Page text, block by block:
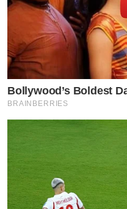
โดย “บอล ณัฐพล รัตนิพน
เพราะผูกพันกับเพลงนี้มา
อีกครั้ง ด้วยความที่เป็นเพ
ของผมด้วย จริง ๆ เพลงนี้เ
เขาอยากนำเพลงกลับมาท
ก็เลยอาสาช่วยคิดพล็อตเรื่
งานกับ เล้ง และ เฟม ทำให้
ติดตาม”
Bollywood’s Boldest
BRAINBERRIES